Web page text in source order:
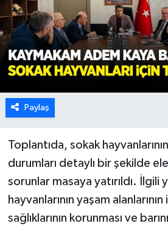
Paylaş
Toplantıda, sokak
durumları detaylı bir şekilde
sorunlar masaya yatırıldı. İlgili
hayvanlarının yaşam
sağlıklarının korunması ve